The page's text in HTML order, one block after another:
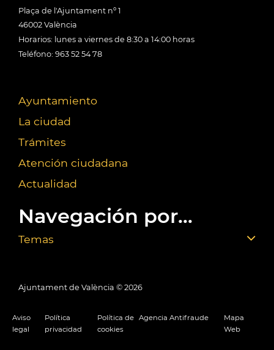
Plaça de l'Ajuntament nº 1
46002 València
Horarios: lunes a viernes de 8:30 a 14:00 horas
Teléfono: 963 52 54 78
Ayuntamiento
La ciudad
Trámites
Atención ciudadana
Actualidad
Navegación por...
Temas
Ajuntament de València © 2026
Aviso
legal
Política
privacidad
Política de
cookies
Agencia Antifraude
Mapa
Web